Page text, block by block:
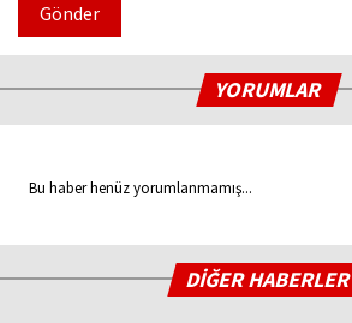
Gönder
YORUMLAR
Bu haber henüz yorumlanmamış...
DİĞER HABERLER